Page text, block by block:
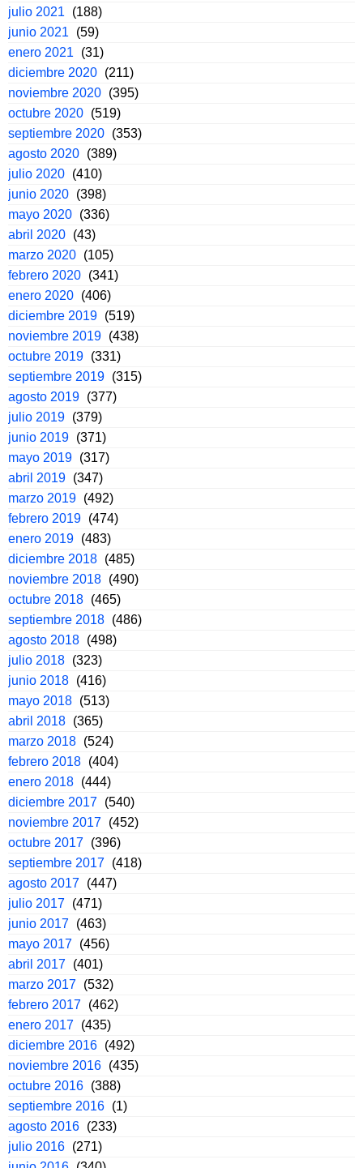
julio 2021
(188)
junio 2021
(59)
enero 2021
(31)
diciembre 2020 (211)
noviembre 2020 (395)
octubre 2020 (519)
septiembre 2020 (353)
agosto 2020 (389)
julio 2020 (410)
junio 2020 (398)
mayo 2020 (336)
abril 2020 (43)
marzo 2020 (105)
febrero 2020 (341)
enero 2020 (406)
diciembre 2019 (519)
noviembre 2019 (438)
octubre 2019 (331)
septiembre 2019 (315)
agosto 2019 (377)
julio 2019 (379)
junio 2019 (371)
mayo 2019 (317)
abril 2019 (347)
marzo 2019 (492)
febrero 2019 (474)
enero 2019 (483)
diciembre 2018 (485)
noviembre 2018 (490)
octubre 2018 (465)
septiembre 2018 (486)
agosto 2018 (498)
julio 2018 (323)
junio 2018 (416)
mayo 2018 (513)
abril 2018 (365)
marzo 2018 (524)
febrero 2018 (404)
enero 2018 (444)
diciembre 2017 (540)
noviembre 2017 (452)
octubre 2017 (396)
septiembre 2017 (418)
agosto 2017 (447)
julio 2017 (471)
junio 2017 (463)
mayo 2017 (456)
abril 2017 (401)
marzo 2017 (532)
febrero 2017 (462)
enero 2017 (435)
diciembre 2016 (492)
noviembre 2016 (435)
octubre 2016 (388)
septiembre 2016 (1)
agosto 2016 (233)
julio 2016 (271)